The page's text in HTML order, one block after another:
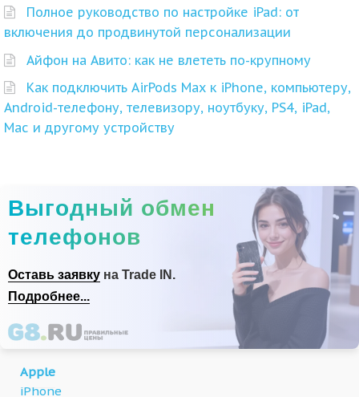
Полное руководство по настройке iPad: от
включения до продвинутой персонализации
Айфон на Авито: как не влететь по-крупному
Как подключить AirPods Max к iPhone, компьютеру,
Android-телефону, телевизору, ноутбуку, PS4, iPad,
Mac и другому устройству
Выгодный обмен
телефонов
Оставь заявку на Trade IN.
Подробнее...
Apple
iPhone